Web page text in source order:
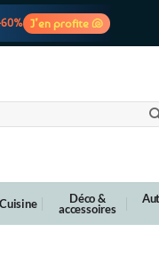
J’en profite 🐚
Cuisine Déco &
accessoires